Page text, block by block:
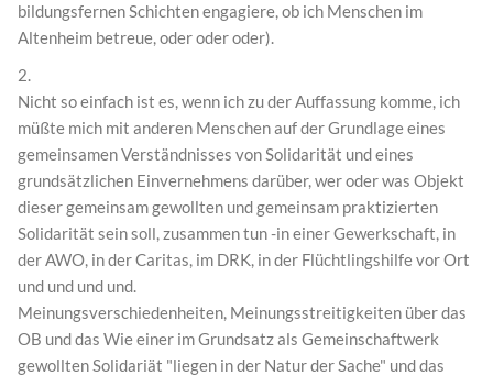
bildungsfernen Schichten engagiere, ob ich Menschen im
Altenheim betreue, oder oder oder).
2.
Nicht so einfach ist es, wenn ich zu der Auffassung komme, ich
müßte mich mit anderen Menschen auf der Grundlage eines
gemeinsamen Verständnisses von Solidarität und eines
grundsätzlichen Einvernehmens darüber, wer oder was Objekt
dieser gemeinsam gewollten und gemeinsam praktizierten
Solidarität sein soll, zusammen tun -in einer Gewerkschaft, in
der AWO, in der Caritas, im DRK, in der Flüchtlingshilfe vor Ort
und und und und.
Meinungsverschiedenheiten, Meinungsstreitigkeiten über das
OB und das Wie einer im Grundsatz als Gemeinschaftwerk
gewollten Solidariät "liegen in der Natur der Sache" und das